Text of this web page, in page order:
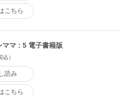
こちら
ママ : 5 電子書籍版
込）
読み
こちら